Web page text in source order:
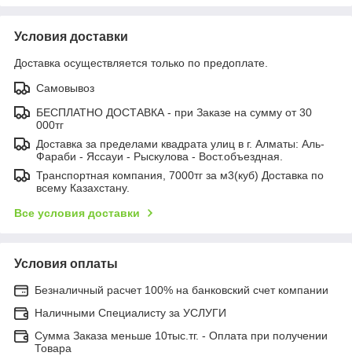
Условия доставки
Доставка осуществляется только по предоплате.
Самовывоз
БЕСПЛАТНО ДОСТАВКА - при Заказе на сумму от 30
000тг
Доставка за пределами квадрата улиц в г. Алматы: Аль-
Фараби - Яссауи - Рыскулова - Вост.объездная.
Транспортная компания, 7000тг за м3(куб) Доставка по
всему Казахстану.
Все условия доставки
Условия оплаты
Безналичный расчет 100% на банковский счет компании
Наличными Специалисту за УСЛУГИ
Сумма Заказа меньше 10тыс.тг. - Оплата при получении
Товара